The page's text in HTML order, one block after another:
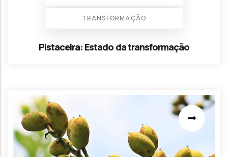
TRANSFORMAÇÃO
Pistaceira: Estado da transformação